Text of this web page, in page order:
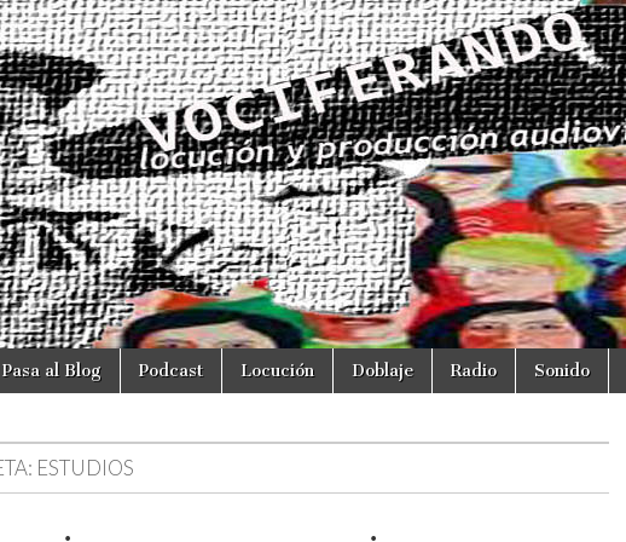
Pasa al Blog Podcast Locución Doblaje Radio Sonido
ESTUDIOS